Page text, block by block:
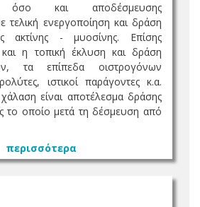
όσο και αποδέσμευσης
τελική ενεργοποίηση και δράση
ακτίνης - μυοσίνης. Επίσης
και η τοπική έκλυση και δράση
τα επίπεδα οιστρογόνων
ιστικοί παράγοντες κ.α.
είναι αποτέλεσμα δράσης
το οποίο μετά τη δέσμευση από
περισσότερα